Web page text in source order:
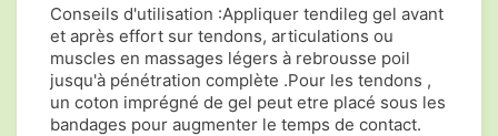
Conseils d'utilisation :Appliquer tendileg gel avant
et après effort sur tendons, articulations ou
muscles en massages légers à rebrousse poil
jusqu'à pénétration complète .Pour les tendons ,
un coton imprégné de gel peut etre placé sous les
bandages pour augmenter le temps de contact.